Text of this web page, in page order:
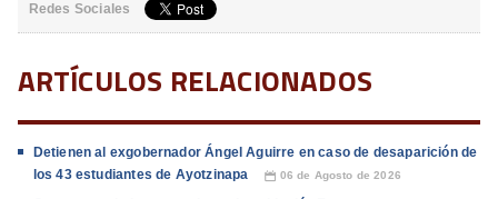
Redes Sociales
ARTÍCULOS RELACIONADOS
Detienen al exgobernador Ángel Aguirre en caso de desaparición de
los 43 estudiantes de Ayotzinapa
📅 06 de Agosto de 2026